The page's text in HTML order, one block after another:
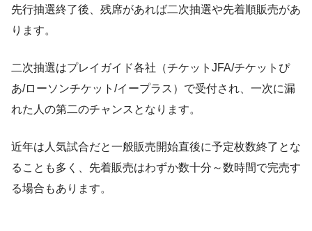
先行抽選終了後、残席があれば二次抽選や先着順販売があ
ります​。
二次抽選はプレイガイド各社（チケットJFA/チケットぴ
あ/ローソンチケット/イープラス）で受付され、一次に漏
れた人の第二のチャンスとなります。
近年は人気試合だと一般販売開始直後に予定枚数終了とな
ることも多く、先着販売はわずか数十分～数時間で完売す
る場合もあります​。